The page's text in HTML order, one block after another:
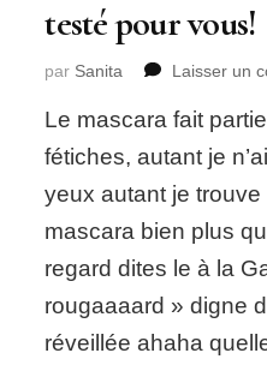
testé pour vous!
par Sanita Laisser un
Le mascara fait
fétiches, autant je
yeux autant je
mascara bien plus
regard dites le à la
rougaaaard » digne
réveillée ahaha